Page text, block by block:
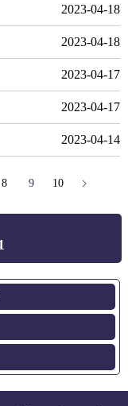
2023-04-18
2023-04-18
2023-04-17
2023-04-17
2023-04-14
8 9 10